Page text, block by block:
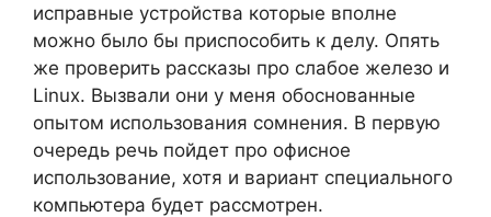
исправные устройства которые вполне
можно было бы приспособить к делу. Опять
же проверить рассказы про слабое железо и
Linux. Вызвали они у меня обоснованные
опытом использования сомнения. В первую
очередь речь пойдет про офисное
использование, хотя и вариант специального
компьютера будет рассмотрен.